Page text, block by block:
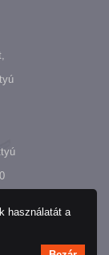
használatát a